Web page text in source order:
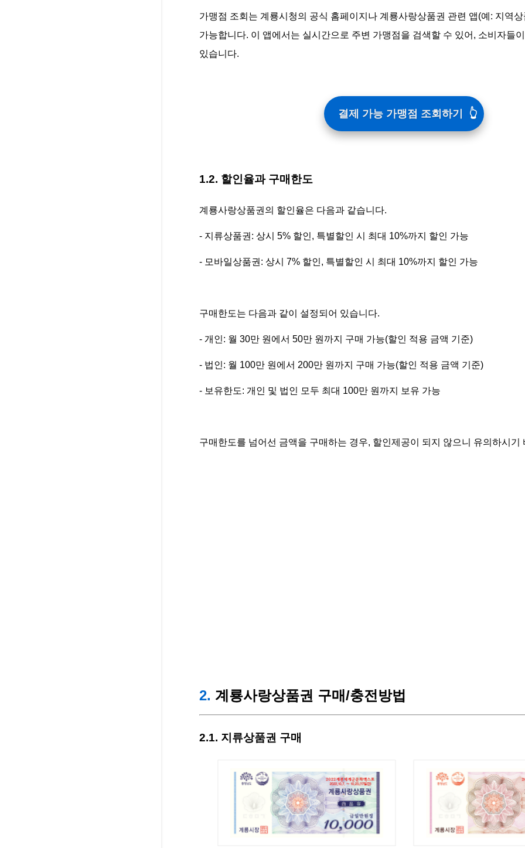
가맹점 조회는 계룡시청의 공식 홈페이지나 계룡사랑상품권 관련 앱(예: 지역
가능합니다. 이 앱에서는 실시간으로 주변 가맹점을 검색할 수 있어, 소비자들
있습니다.
결제 가능 가맹점 조회하기
1.2. 할인율과 구매한도
계룡사랑상품권의 할인율은 다음과 같습니다.
- 지류상품권: 상시 5% 할인, 특별할인 시 최대 10%까지 할인 가능
- 모바일상품권: 상시 7% 할인, 특별할인 시 최대 10%까지 할인 가능
구매한도는 다음과 같이 설정되어 있습니다.
- 개인: 월 30만 원에서 50만 원까지 구매 가능(할인 적용 금액 기준)
- 법인: 월 100만 원에서 200만 원까지 구매 가능(할인 적용 금액 기준)
- 보유한도: 개인 및 법인 모두 최대 100만 원까지 보유 가능
구매한도를 넘어선 금액을 구매하는 경우, 할인제공이 되지 않으니 유의하시기
2. 계룡사랑상품권 구매/충전방법
2.1. 지류상품권 구매